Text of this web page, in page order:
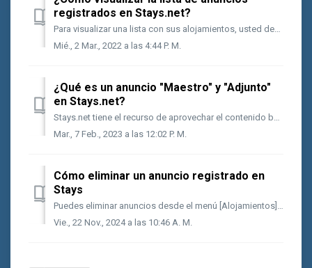
registrados en Stays.net?
Para visualizar una lista con sus alojamientos, usted debe ir al menú [Alojamiento]. Al abrir la página, se pueden hacer filtros con todos los alojamient...
Mié., 2 Mar., 2022 a las 4:44 P. M.
¿Qué es un anuncio "Maestro" y "Adjunto"
en Stays.net?
Stays.net tiene el recurso de aprovechar el contenido base y/o precio base de un anuncio y aplicarlo a otro para optimizar el registro del producto, por ...
Mar., 7 Feb., 2023 a las 12:02 P. M.
Cómo eliminar un anuncio registrado en
Stays
Puedes eliminar anuncios desde el menú [Alojamientos] del sistema, pero primero debes dejarlos con el estado [Inactivo]. Sigue los pasos a continuación: V...
Vie., 22 Nov., 2024 a las 10:46 A. M.